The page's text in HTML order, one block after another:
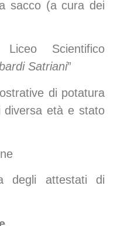
sacco (a cura dei
Liceo Scientifico
Satriani”
di potatura
diversa età e stato
degli attestati di